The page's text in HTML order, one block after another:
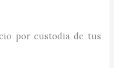
por custodia de tus